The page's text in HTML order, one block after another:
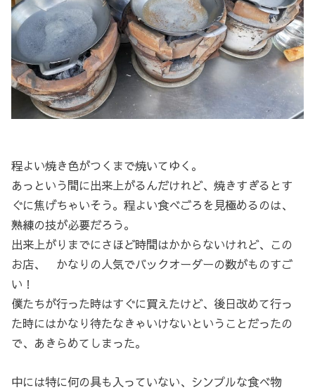
程よい焼き色がつくまで焼いてゆく。
あっという間に出来上がるんだけれど、焼きすぎるとす
ぐに焦げちゃいそう。程よい食べごろを見極めるのは、
熟練の技が必要だろう。
出来上がりまでにさほど時間はかからないけれど、この
お店、 かなりの人気でバックオーダーの数がものすご
い！
僕たちが行った時はすぐに買えたけど、後日改めて行っ
た時にはかなり待たなきゃいけないということだったの
で、あきらめてしまった。
中には特に何の具も入っていない、シンプルな食べ物